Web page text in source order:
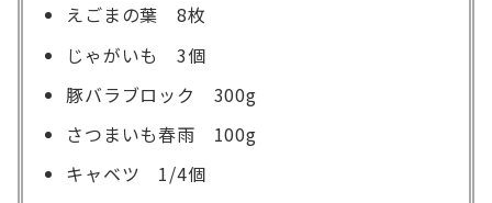
えごまの葉 8枚
じゃがいも 3個
豚バラブロック 300g
さつまいも春雨 100g
キャベツ 1/4個